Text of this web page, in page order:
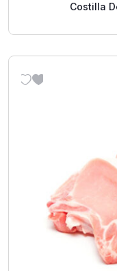
Costilla